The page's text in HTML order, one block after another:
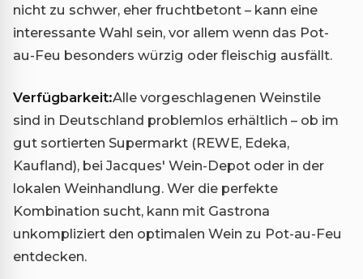
nicht zu schwer, eher fruchtbetont – kann eine
interessante Wahl sein, vor allem wenn das Pot-
au-Feu besonders würzig oder fleischig ausfällt.
Verfügbarkeit:Alle vorgeschlagenen Weinstile
sind in Deutschland problemlos erhältlich – ob im
gut sortierten Supermarkt (REWE, Edeka,
Kaufland), bei Jacques' Wein-Depot oder in der
lokalen Weinhandlung. Wer die perfekte
Kombination sucht, kann mit Gastrona
unkompliziert den optimalen Wein zu Pot-au-Feu
entdecken.